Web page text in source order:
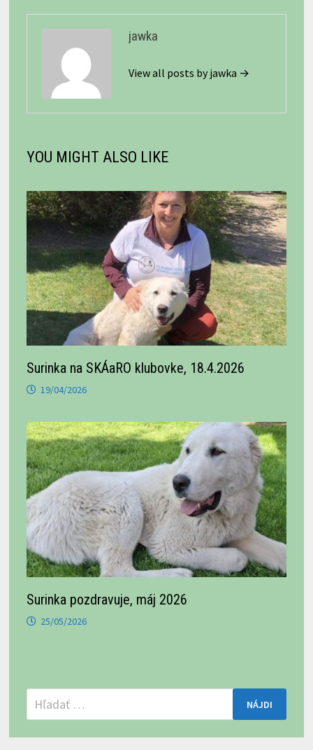
jawka
View all posts by jawka →
YOU MIGHT ALSO LIKE
Surinka na SKÁaRO klubovke, 18.4.2026
19/04/2026
Surinka pozdravuje, máj 2026
25/05/2026
Hľadať: